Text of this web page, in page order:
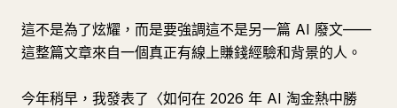
這不是為了炫耀，而是要強調這不是另一篇 AI 廢文——
這整篇文章來自一個真正有線上賺錢經驗和背景的人。
今年稍早，我發表了〈如何在 2026 年 AI 淘金熱中勝